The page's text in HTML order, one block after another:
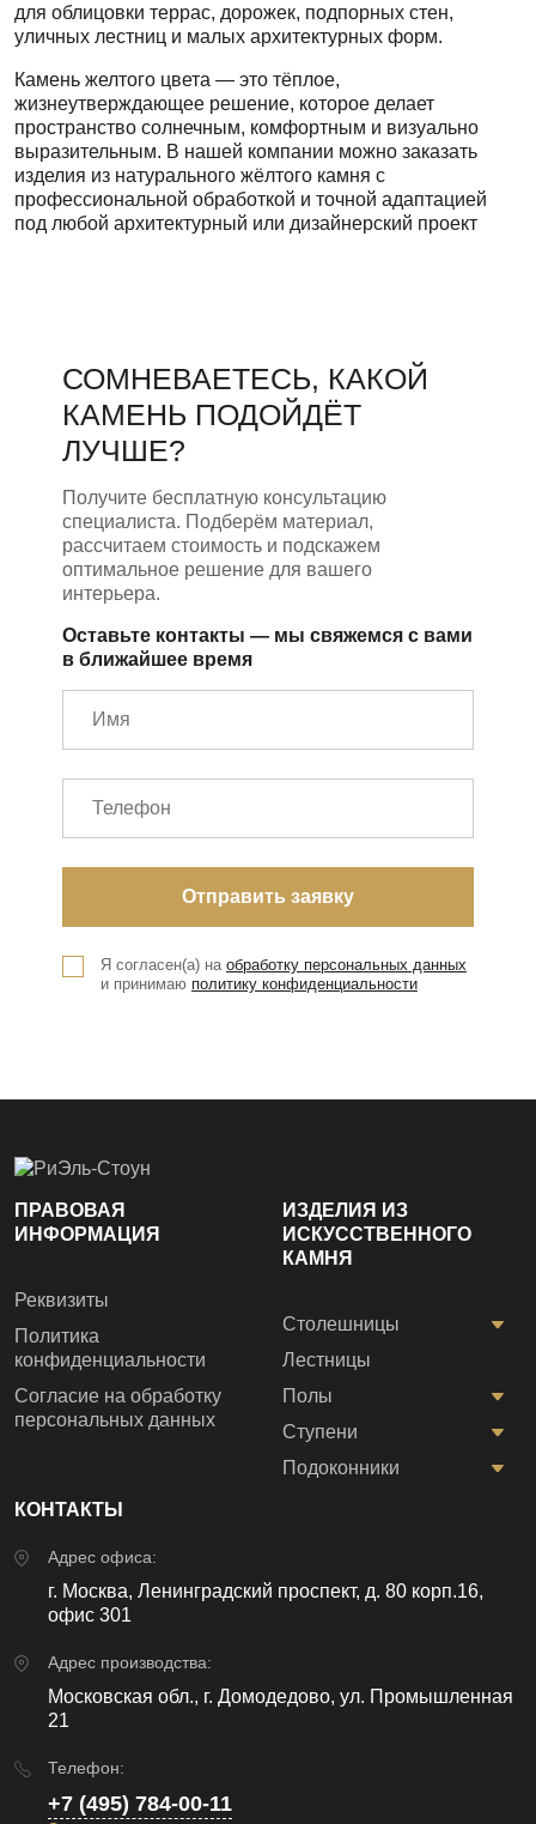
для облицовки террас, дорожек, подпорных стен,
уличных лестниц и малых архитектурных форм.
Камень желтого цвета — это тёплое,
жизнеутверждающее решение, которое делает
пространство солнечным, комфортным и визуально
выразительным. В нашей компании можно заказать
изделия из натурального жёлтого камня с
профессиональной обработкой и точной адаптацией
под любой архитектурный или дизайнерский проект
СОМНЕВАЕТЕСЬ, КАКОЙ
КАМЕНЬ ПОДОЙДЁТ
ЛУЧШЕ?
Получите бесплатную консультацию
специалиста. Подберём материал,
рассчитаем стоимость и подскажем
оптимальное решение для вашего
интерьера.
Оставьте контакты — мы свяжемся с вами
в ближайшее время
Я согласен(а) на обработку персональных данных
и принимаю политику конфиденциальности
ПРАВОВАЯ
ИНФОРМАЦИЯ
Реквизиты
Политика
конфиденциальности
Согласие на обработку
персональных данных
ИЗДЕЛИЯ ИЗ
ИСКУССТВЕННОГО
КАМНЯ
Столешницы
Лестницы
Полы
Ступени
Подоконники
КОНТАКТЫ
Адрес офиса:
г. Москва, Ленинградский проспект, д. 80 корп.16,
офис 301
Адрес производства:
Московская обл., г. Домодедово, ул. Промышленная
21
Телефон:
+7 (495) 784-00-11